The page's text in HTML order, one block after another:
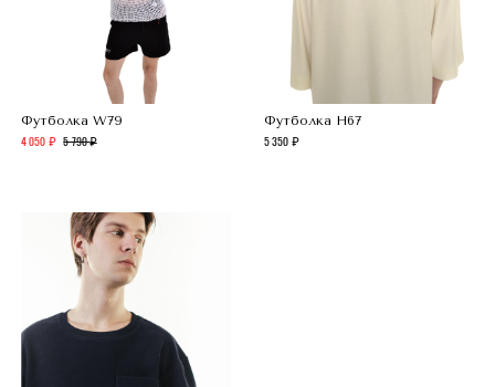
Футболка W79
4 050
5 790
Футболка H67
5 350